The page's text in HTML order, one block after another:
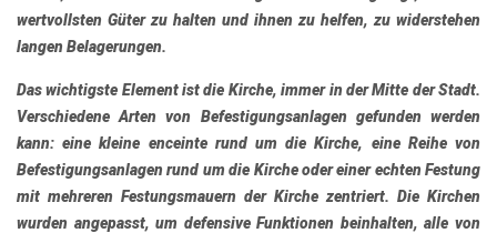
wertvollsten Güter zu halten und ihnen zu helfen, zu widerstehen
langen Belagerungen.
Das wichtigste Element ist die Kirche, immer in der Mitte der Stadt.
Verschiedene Arten von Befestigungsanlagen gefunden werden
kann: eine kleine enceinte rund um die Kirche, eine Reihe von
Befestigungsanlagen rund um die Kirche oder einer echten Festung
mit mehreren Festungsmauern der Kirche zentriert. Die Kirchen
wurden angepasst, um defensive Funktionen beinhalten, alle von